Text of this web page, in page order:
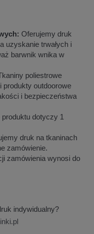
Oferujemy druk
uzyskanie trwałych i
barwnik wnika w
poliestrowe
produkty outdoorowe
i bezpieczeństwa
dotyczy 1
druk na tkaninach
zamówienie.
zamówienia wynosi do
indywidualny?